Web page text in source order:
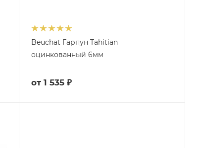
Beuchat Гарпун Tahitian
оцинкованный 6мм
от 1 535 ₽